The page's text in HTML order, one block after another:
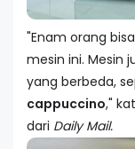
"Enam orang
mesin ini. Mesin
yang berbeda,
cappuccino,"
dari Daily Mail.